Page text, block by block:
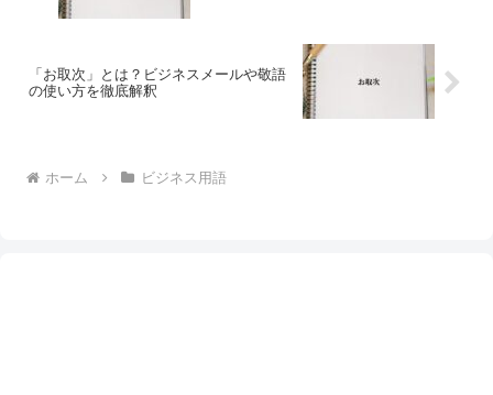
「お取次」とは？ビジネスメールや敬語
の使い方を徹底解釈
ホーム ビジネス用語